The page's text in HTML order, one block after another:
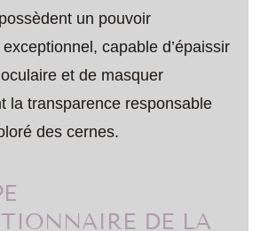
un pouvoir
capable d’épaissir
et de masquer
la transparence responsable
des cernes.
DE LA